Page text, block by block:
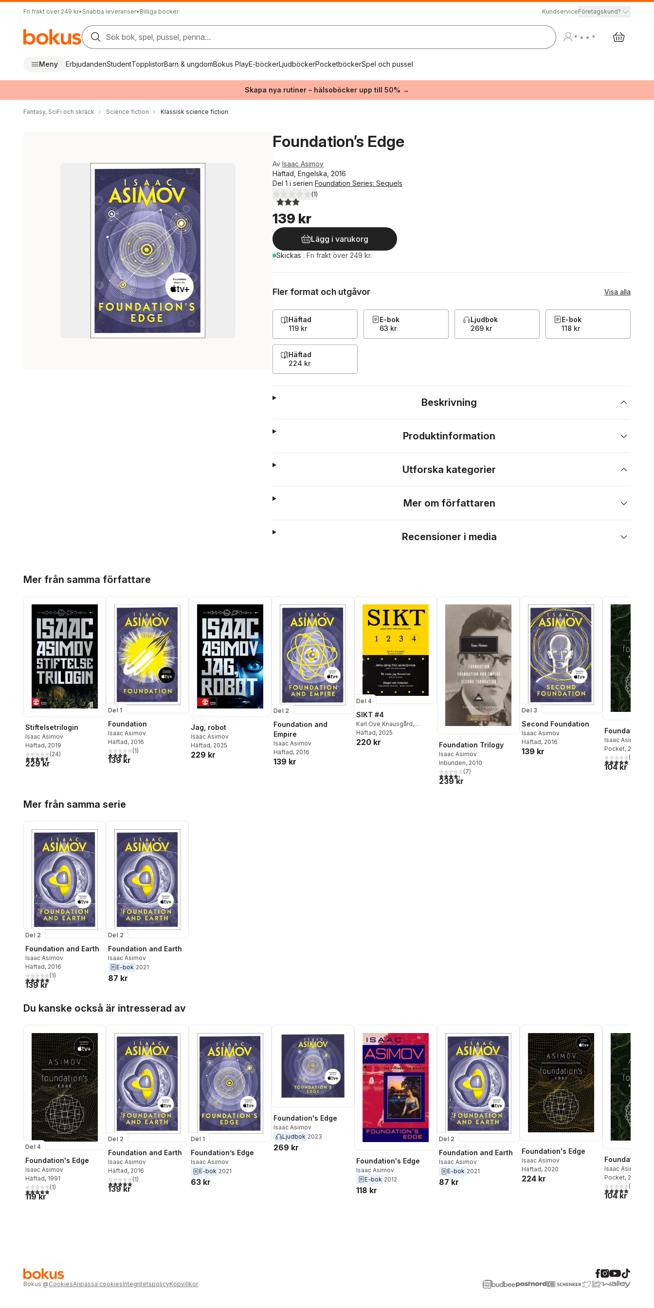
Fri frakt över 249 kr• Snabba leveranser• Billiga böcker KundserviceFöretagskund?
Sök bok, spel, pussel, penna...
Meny ErbjudandenStudentTopplistorBarn & ungdomBokus PlayE-böckerLjudböckerPocketböckerSpel och pussel
Skapa nya rutiner – hälsoböcker upp till 50% →
Fantasy, SciFi och skräck Science fiction Klassisk science fiction
Foundation’s Edge
Av Isaac Asimov
Häftad, Engelska, 2016
Del 1 i serien Foundation Series: Sequels
3,0utav 5 stjärnor. Totalt antal röster:
(1)
139 kr
Lägg i varukorg
Skickas . Fri frakt över 249 kr.
Fler format och utgåvor Visa alla
Häftad
119 kr
E-bok
63 kr
Ljudbok
269 kr
E-bok
118 kr
Häftad
224 kr
Beskrivning
Produktinformation
Utforska kategorier
Mer om författaren
Recensioner i media
Mer från samma författare
Stiftelsetrilogin
Isaac Asimov
Häftad, 2019
4,6utav 5 stjärnor. Totalt antal röster:
(24)
229 kr
Del 1
Foundation
Isaac Asimov
Häftad, 2016
4,0utav 5 stjärnor. Totalt antal röster:
(1)
139 kr
Jag, robot
Isaac Asimov
Häftad, 2025
229 kr
Del 2
Foundation and
Empire
Isaac Asimov
Häftad, 2016
139 kr
Del 4
SIKT #4
Karl Ove Knausgård,
Elizabeth Kolbert
Olsson,Ezra Klein
Häftad, 2025
220 kr Foundation Trilogy
Isaac Asimov
Inbunden, 2010
4,3utav 5 stjärnor. Totalt antal röster:
(7)
239 kr
Del 3
Second Foundation
Isaac Asimov
Häftad, 2016
139 kr
Foundation
Isaac Asimov
Pocket, 2004
5,0utav 5(
104 kr
Mer från samma serie
Del 2
Foundation and Earth
Isaac Asimov
Häftad, 2016
5,0utav 5 stjärnor. Totalt antal röster:
(1)
139 kr
Del 2
Foundation and Earth
Isaac Asimov
E-bok 2021
87 kr
Du kanske också är intresserad av
Del 4
Foundation's Edge
Isaac Asimov
Häftad, 1991
5,0utav 5 stjärnor. Totalt antal röster:
(1)
119 kr
Del 2
Foundation and Earth
Isaac Asimov
Häftad, 2016
5,0utav 5 stjärnor. Totalt antal röster:
(1)
139 kr
Del 1
Foundation’s Edge
Isaac Asimov
E-bok 2021
63 kr
Foundation's Edge
Isaac Asimov
Ljudbok 2023
269 kr
Foundation's Edge
Isaac Asimov
E-bok 2012
118 kr
Del 2
Foundation and Earth
Isaac Asimov
E-bok 2021
87 kr
Foundation's Edge
Isaac Asimov
Häftad, 2020
224 kr
Foundation
Isaac Asimov
Pocket, 2004
5,0utav 5(
104 kr
Bokus @CookiesAnpassa cookiesIntegritetspolicyKöpvillkor